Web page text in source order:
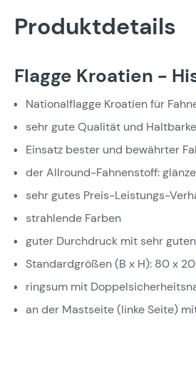
Produktdetails
Flagge Kroatien -
Nationalflagge Kroatien für
sehr gute Qualität und
Einsatz bester und bewährter
der Allround-Fahnenstoff:
sehr gutes Preis-Leistungs-
strahlende Farben
guter Durchdruck mit sehr
Standardgrößen (B x H): 80 x
ringsum mit
an der Mastseite (linke Seite)